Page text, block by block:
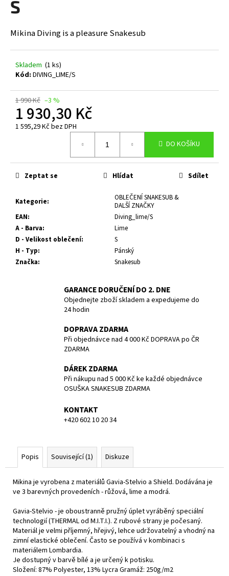
S
Mikina Diving is a pleasure Snakesub
Skladem (1 ks)
Kód: DIVING_LIME/S
1 990 Kč –3 %
1 930,30 Kč
1 595,29 Kč bez DPH
DO KOŠÍKU
Kategorie:
OBLEČENÍ SNAKESUB &
DALŠÍ ZNAČKY
EAN:
Diving_lime/S
A - Barva:
Lime
D - Velikost oblečení:
S
H - Typ:
Pánský
Značka: Snakesub
Zeptat se Hlídat Sdílet
GARANCE DORUČENÍ DO 2. DNE
Objednejte zboží skladem a expedujeme do
24 hodin
DOPRAVA ZDARMA
Při objednávce nad 4 000 Kč DOPRAVA po ČR
ZDARMA
DÁREK ZDARMA
Při nákupu nad 5 000 Kč ke každé objednávce
OSUŠKA SNAKESUB ZDARMA
KONTAKT
+420 602 10 20 34
Popis Související (1) Diskuze
Mikina je vyrobena z materiálů Gavia-Stelvio a Shield. Dodávána je
ve 3 barevných provedeních - růžová, lime a modrá.
Gavia-Stelvio - je oboustranně pružný úplet vyráběný speciální
technologií (THERMAL od M.I.T.I.). Z rubové strany je počesaný.
Materiál je velmi příjemný, hřejivý, lehce udržovatelný a vhodný na
zimní elastické oblečení. Často se používá v kombinaci s
materiálem Lombardia.
Je dostupný v barvě bílé a je určený k potisku.
Složení: 87% Polyester, 13% Lycra Gramáž: 250g/m2
a
j
í
t
?
HLEDAT
D
o
o
u
u